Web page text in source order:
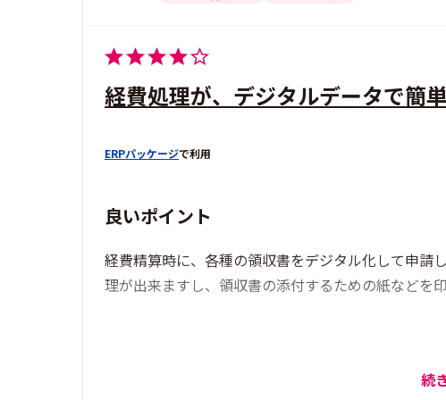
経費処理が、デジタルデータで簡
ERPパッケージで利用
良いポイント
経費精算時に、各種の領収書をデジタル化して申請
理が出来ますし、領収書の添付するための紙などを
続